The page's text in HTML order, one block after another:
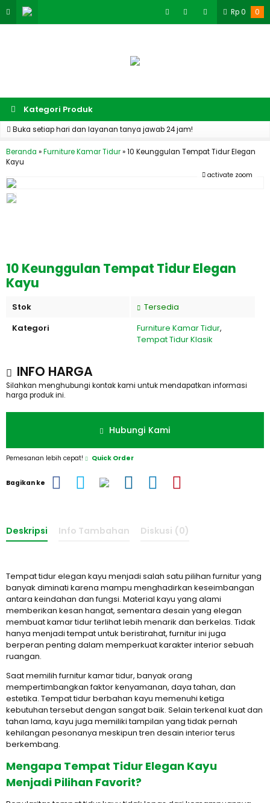
Rp0 0
Kategori Produk
Buka setiap hari dan layanan tanya jawab 24 jam!
Beranda »Furniture Kamar Tidur»10 Keunggulan Tempat Tidur Elegan
Kayu
activate zoom
10 Keunggulan Tempat Tidur Elegan
Kayu
Stok
Tersedia
Kategori
Furniture Kamar Tidur,
Tempat Tidur Klasik
INFO HARGA
Silahkan menghubungi kontak kami untuk mendapatkan informasi
harga produk ini.
Hubungi Kami
Pemesanan lebih cepat! Quick Order
Bagikan ke
Deskripsi Info Tambahan Diskusi (0)
Tempat tidur elegan kayu menjadi salah satu pilihan furnitur yang
banyak diminati karena mampu menghadirkan keseimbangan
antara keindahan dan fungsi. Material kayu yang alami
memberikan kesan hangat, sementara desain yang elegan
membuat kamar tidur terlihat lebih menarik dan berkelas. Tidak
hanya menjadi tempat untuk beristirahat, furnitur ini juga
berperan penting dalam memperkuat karakter interior sebuah
ruangan.
Saat memilih furnitur kamar tidur, banyak orang
mempertimbangkan faktor kenyamanan, daya tahan, dan
estetika. Tempat tidur berbahan kayu memenuhi ketiga
kebutuhan tersebut dengan sangat baik. Selain terkenal kuat dan
tahan lama, kayu juga memiliki tampilan yang tidak pernah
kehilangan pesonanya meskipun tren desain interior terus
berkembang.
Mengapa Tempat Tidur Elegan Kayu
Menjadi Pilihan Favorit?